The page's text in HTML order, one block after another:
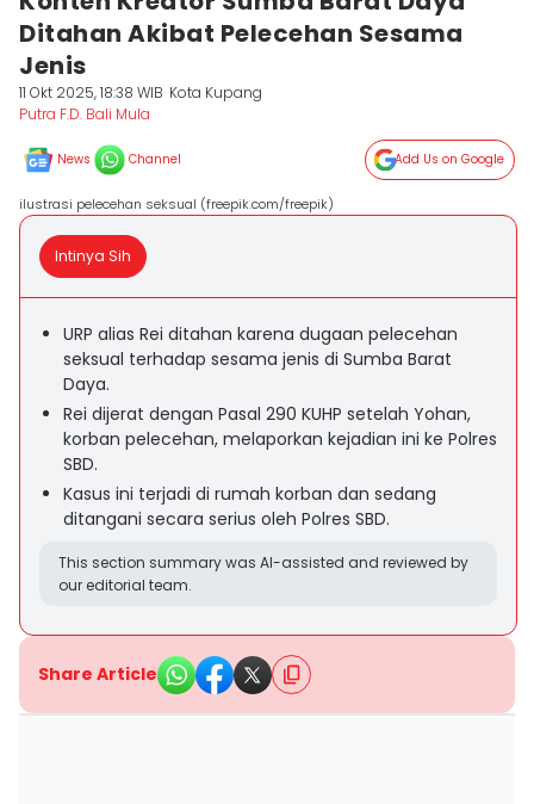
Ditahan Akibat Pelecehan Sesama
Jenis
11 Okt 2025, 18:38 WIB Kota Kupang
Putra F.D. Bali Mula
News Channel Add Us on Google
ilustrasi pelecehan seksual (freepik.com/freepik)
Intinya Sih
URP alias Rei ditahan karena dugaan pelecehan
seksual terhadap sesama jenis di Sumba Barat
Daya.
Rei dijerat dengan Pasal 290 KUHP setelah Yohan,
korban pelecehan, melaporkan kejadian ini ke Polres
SBD.
Kasus ini terjadi di rumah korban dan sedang
ditangani secara serius oleh Polres SBD.
This section summary was AI-assisted and reviewed by
our editorial team.
Share Article